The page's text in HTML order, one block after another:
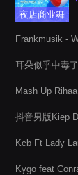
夜店商业舞
Frankmusik -
耳朵似乎中毒
Mash Up
抖音男版Kiep
Kcb Ft Lady
Kygo feat